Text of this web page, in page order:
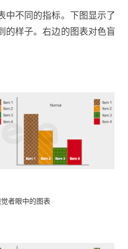
中不同的指标。下图显示了
的样子。右边的图表对色盲
者眼中的图表